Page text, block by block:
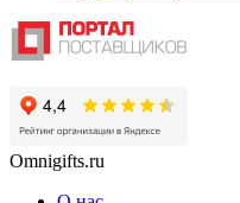
Omnigifts.ru